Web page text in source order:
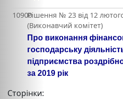
10900Рішення № 23 від 12
(Виконавчий комітет)
Про виконання
господарську
підприємства
за 2019 рік
Сторінки: